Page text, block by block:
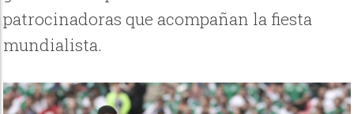
patrocinadoras que acompañan la fiesta
mundialista.